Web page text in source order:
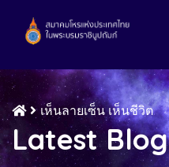
เห็นลายเซ็น เห็นชีวิต
Latest Blog